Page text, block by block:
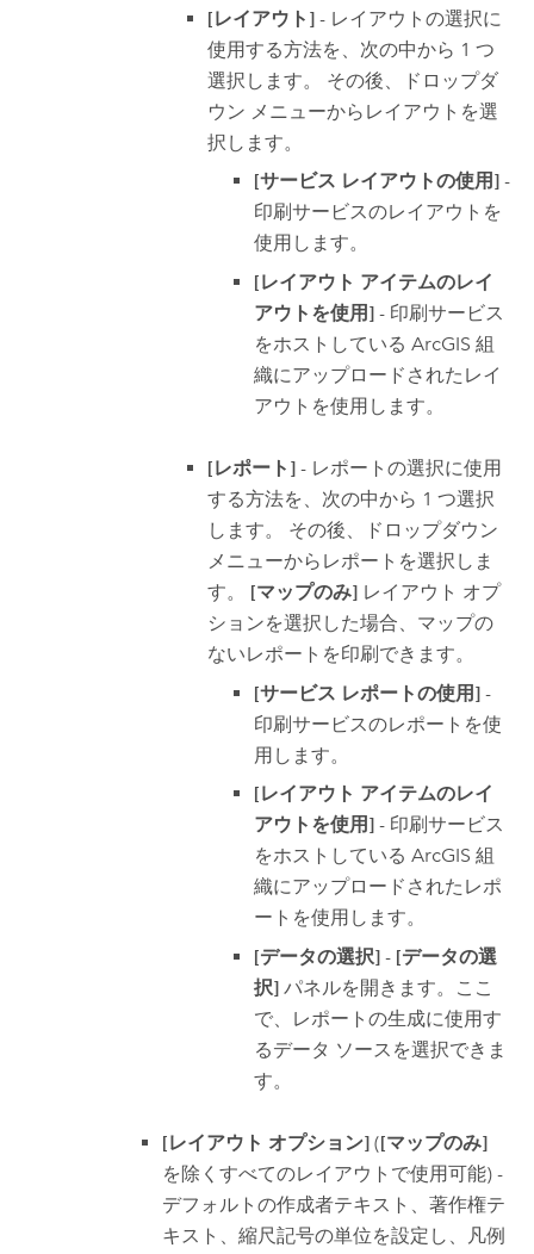
[レイアウト] - レイアウトの選択に
使用する方法を、次の中から 1 つ
選択します。 その後、ドロップダ
ウン メニューからレイアウトを選
択します。
[サービス レイアウトの使用] -
印刷サービスのレイアウトを
使用します。
[レイアウト アイテムのレイ
アウトを使用] - 印刷サービス
をホストしている ArcGIS 組
織にアップロードされたレイ
アウトを使用します。
[レポート] - レポートの選択に使用
する方法を、次の中から 1 つ選択
します。 その後、ドロップダウン
メニューからレポートを選択しま
す。 [マップのみ] レイアウト オプ
ションを選択した場合、マップの
ないレポートを印刷できます。
[サービス レポートの使用] -
印刷サービスのレポートを使
用します。
[レイアウト アイテムのレイ
アウトを使用] - 印刷サービス
をホストしている ArcGIS 組
織にアップロードされたレポ
ートを使用します。
[データの選択] - [データの選
択] パネルを開きます。ここ
で、レポートの生成に使用す
るデータ ソースを選択できま
す。
[レイアウト オプション]([マップのみ]
を除くすべてのレイアウトで使用可能) -
デフォルトの作成者テキスト、著作権テ
キスト、縮尺記号の単位を設定し、凡例